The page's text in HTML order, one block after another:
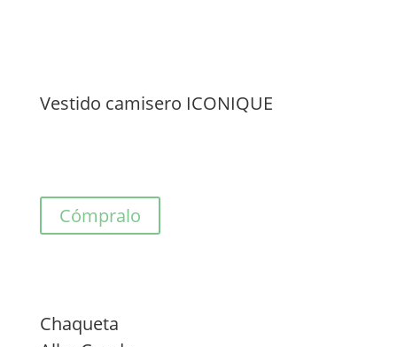
Vestido camisero ICONIQUE
Cómpralo
Chaqueta